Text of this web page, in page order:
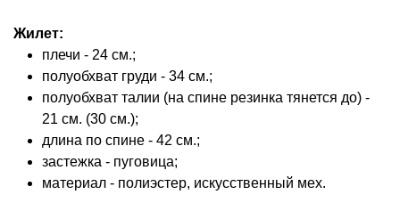
Жилет:
плечи - 24 см.;
полуобхват груди - 34 см.;
полуобхват талии (на спине резинка тянется до) -
21 см. (30 см.);
длина по спине - 42 см.;
застежка - пуговица;
материал - полиэстер, искусственный мех.